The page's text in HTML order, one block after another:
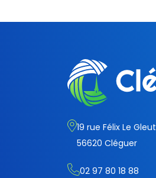
19 rue Félix Le Gleut
56620 Cléguer
02 97 80 18 88